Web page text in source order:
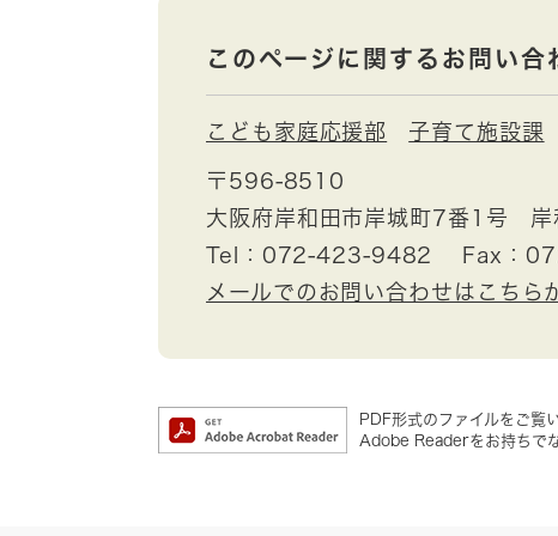
このページに関するお問い合
こども家庭応援部 子育て施設課
〒596-8510
大阪府岸和田市岸城町7番1号 岸
Tel：072-423-9482
Fax：
メールでのお問い合わせはこちら
PDF形式のファイルをご覧
Adobe Readerをお持ちで